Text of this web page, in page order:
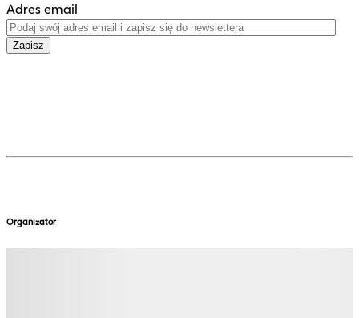
Adres email
Zapisz
Organizator